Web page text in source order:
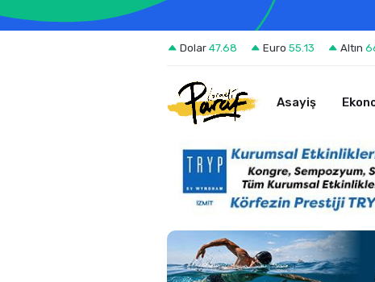
Dolar 47.68 Euro 55.13 Altın
Asayiş